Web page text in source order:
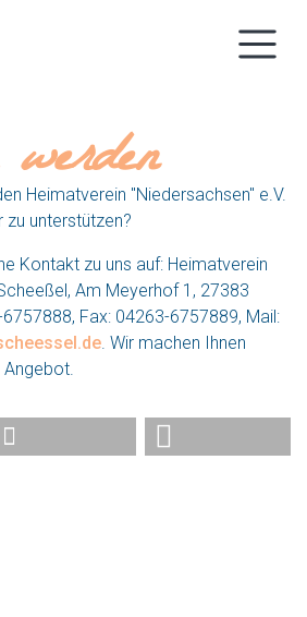
Heimatverein "Niedersachsen" e.V.
unterstützen?
Kontakt zu uns auf: Heimatverein
Am Meyerhof 1, 27383
Fax: 04263-6757889, Mail:
. Wir machen Ihnen
Angebot.